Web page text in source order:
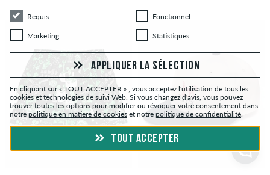
RequisRequis Fonctionnel
Fonctionnel
MarketingMarketing Statistiques
Statistiques
APPLIQUER LA SÉLECTION
En cliquant sur « TOUT ACCEPTER » , vous acceptez l'utilisation de tous les
cookies et technologies de suivi Web. Si vous changez d'avis, vous pouvez
trouver toutes les options pour modifier ou révoquer votre consentement dans
notre politique en matière de cookies et notre politique de confidentialité.
TOUT ACCEPTER